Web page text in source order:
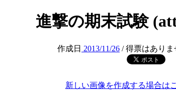
進撃の期末試験
作成日 2013/11/26 / 得票はありま
新しい画像を作成する場合は